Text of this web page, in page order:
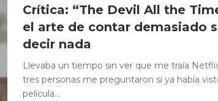
Crítica: “The Devil All the
el arte de contar demasiado
decir nada
Llevaba un tiempo sin ver que me traía
tres personas me preguntaron si ya había
película…